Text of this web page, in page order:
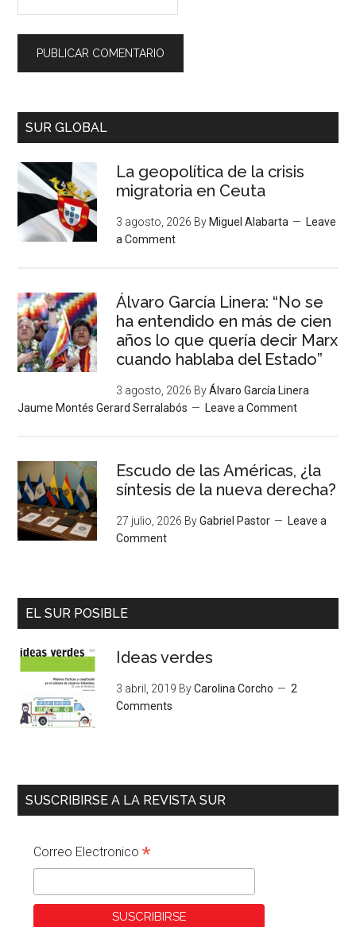
SUR GLOBAL
La geopolítica de la crisis
migratoria en Ceuta
3 agosto, 2026 By Miguel Alabarta
Leave
a Comment
Álvaro García Linera: “No se
ha entendido en más de cien
años lo que quería decir Marx
cuando hablaba del Estado”
3 agosto, 2026 ByÁlvaro García Linera
Jaume Montés Gerard Serralabós
Leave a Comment
Escudo de las Américas, ¿la
síntesis de la nueva derecha?
27 julio, 2026 ByGabriel Pastor
Leave a
Comment
EL SUR POSIBLE
Ideas verdes
3 abril, 2019 ByCarolina Corcho
2
Comments
SUSCRIBIRSE A LA REVISTA SUR
Correo Electronico*